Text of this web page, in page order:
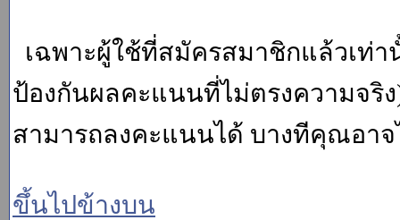
เฉพาะผู้ใช้ที่สมัครสมาชิกแล้วเท่
ป้องกันผลคะแนนที่ไม่ตรงความจ
สามารถลงคะแนนได้ บางทีคุณอา
ขึ้นไปข้างบน